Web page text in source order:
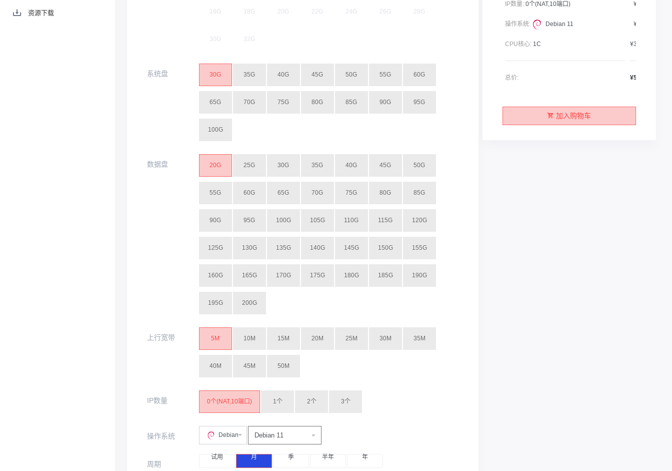
资源下载 16G 18G 20G 22G 24G 26G 28G
30G 32G
系统盘 30G 35G 40G 45G 50G 55G 60G
65G 70G 75G 80G 85G 90G 95G
100G
数据盘 20G 25G 30G 35G 40G 45G 50G
55G 60G 65G 70G 75G 80G 85G
90G 95G 100G 105G 110G 115G 120G
125G 130G 135G 140G 145G 150G 155G
160G 165G 170G 175G 180G 185G 190G
195G 200G
上行宽带 5M 10M 15M 20M 25M 30M 35M
40M 45M 50M
IP数量 0个(NAT,10端口) 1个 2个 3个
操作系统 Debian
周期
试用 月 季 半年 年
IP数量: 0个(NAT,10端口) ¥0.00
操作系统: Debian 11 ¥0.00
CPU核心: 1C ¥35.00
总价: ¥55.00
加入购物车